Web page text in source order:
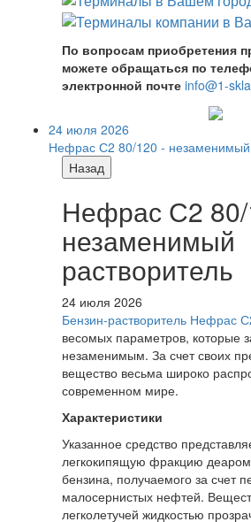
По вопросам приобретения
можете обращаться по
электронной почте info@1-
24 июля 2026
Нефрас С2 80/120 - незаменимый
Назад
Нефрас С2
незаменимый
растворитель
24 июля 2026
Бензин-растворитель Нефрас
весомых параметров, которые
незаменимым. За счет своих
вещество весьма широко
современном мире.
Характеристики
Указанное средство
легкокипящую фракцию
бензина, получаемого за счет
малосернистых нефтей.
легколетучей жидкостью